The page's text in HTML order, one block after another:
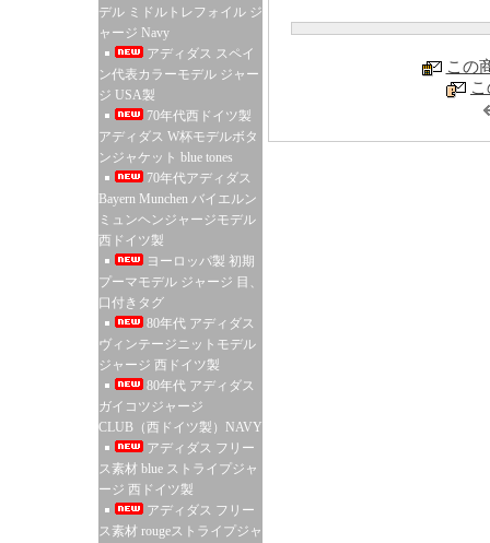
デル ミドルトレフォイル ジ
ャージ Navy
アディダス スペイ
ン代表カラーモデル ジャー
ジ USA製
70年代西ドイツ製
アディダス W杯モデルボタ
ンジャケット blue tones
70年代アディダス
Bayern Munchen バイエルン
ミュンヘンジャージモデル
西ドイツ製
ヨーロッパ製 初期
プーマモデル ジャージ 目、
口付きタグ
80年代 アディダス
ヴィンテージニットモデル
ジャージ 西ドイツ製
80年代 アディダス
ガイコツジャージ
CLUB（西ドイツ製）NAVY
アディダス フリー
ス素材 blue ストライプジャ
ージ 西ドイツ製
アディダス フリー
ス素材 rougeストライプジャ
この